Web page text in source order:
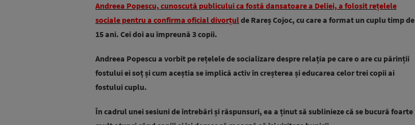
Andreea Popescu, cunoscută publicului ca fostă dansatoare a Deliei, a folosit rețelele
sociale pentru a confirma oficial divorțulde Rareș Cojoc, cu care a format un cuplu timp de
15 ani. Cei doi au împreună 3 copii.
Andreea Popescu a vorbit pe rețelele de socializare despre relația pe care o are cu părinții
fostului ei soț și cum aceștia se implică activ în creșterea și educarea celor trei copii ai
fostului cuplu.
În cadrul unei sesiuni de întrebări și răspunsuri, ea a ținut să sublinieze că se bucură foarte